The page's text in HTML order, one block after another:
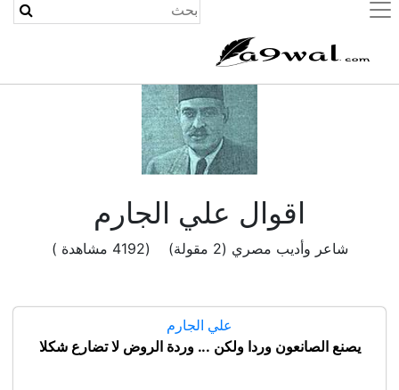
(current)
اقوال علي الجارم
شاعر وأديب مصري (2 مقولة) (4192 مشاهدة )
علي الجارم
يصنع الصانعون وردا ولكن ... وردة الروض لا تضارع شكلا